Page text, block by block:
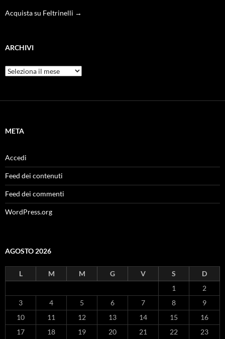
Acquista su Feltrinelli →
ARCHIVI
Archivi
META
Accedi
Feed dei contenuti
Feed dei commenti
WordPress.org
AGOSTO 2026
L M M G V S
D
1
2
3
4 5 6 7 8
9
10
11 12 13 14 15
16
17
18 19 20 21 22 23